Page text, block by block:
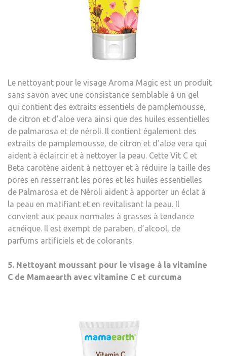
Le nettoyant pour le visage Aroma Magic est un produit
sans savon avec une consistance semblable à un gel
qui contient des extraits essentiels de pamplemousse,
de citron et d’aloe vera ainsi que des huiles essentielles
de palmarosa et de néroli. Il contient également des
extraits de pamplemousse, de citron et d’aloe vera qui
aident à éclaircir et à nettoyer la peau. Cette Vit C et
Beta carotène aident à nettoyer et à réduire la taille des
pores en resserrant les pores et les huiles essentielles
de Palmarosa et de Néroli aident à apporter un éclat à
la peau en matifiant et en revitalisant la peau. Il
convient aux peaux normales à grasses à tendance
acnéique. Il est exempt de paraben, d’alcool, de
parfums artificiels et de colorants.
5. Nettoyant moussant pour le visage à la vitamine
C de Mamaearth avec vitamine C et curcuma